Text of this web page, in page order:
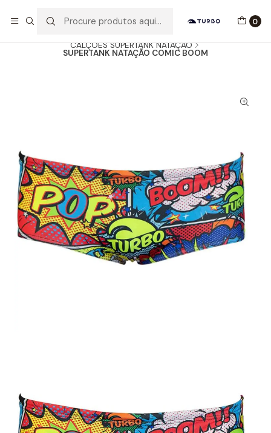
0
CALÇÕES SUPERTANK NATAÇÃO
SUPERTANK NATAÇÃO COMIC BOOM